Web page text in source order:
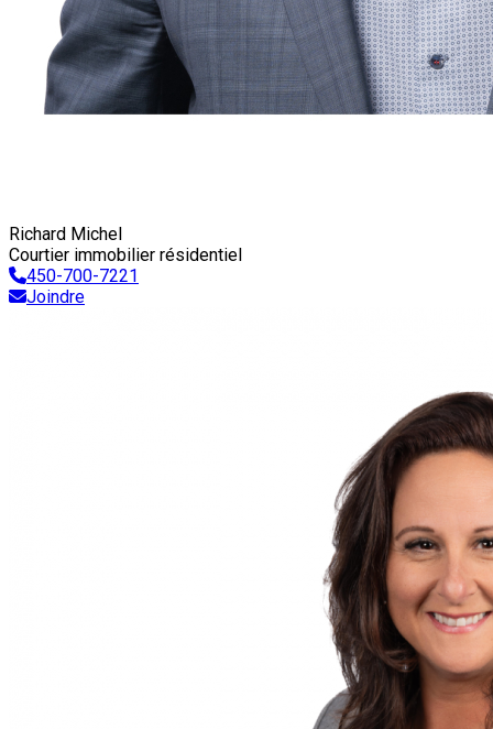
Richard Michel
Courtier immobilier résidentiel
450-700-7221
Joindre